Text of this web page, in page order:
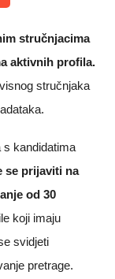
stručnjacima
aktivnih profila.
stručnjaka
s kandidatima
se prijaviti na
od 30
koji imaju
svidjeti
pretrage.